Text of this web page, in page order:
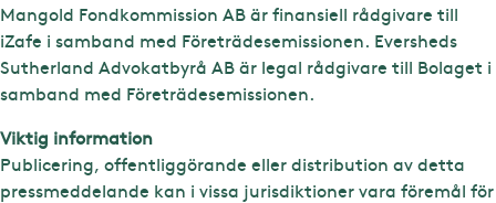
Mangold Fondkommission AB är finansiell rådgivare till
iZafe i samband med Företrädesemissionen. Eversheds
Sutherland Advokatbyrå AB är legal rådgivare till Bolaget i
samband med Företrädesemissionen.
Viktig information
Publicering, offentliggörande eller distribution av detta
pressmeddelande kan i vissa jurisdiktioner vara föremål för